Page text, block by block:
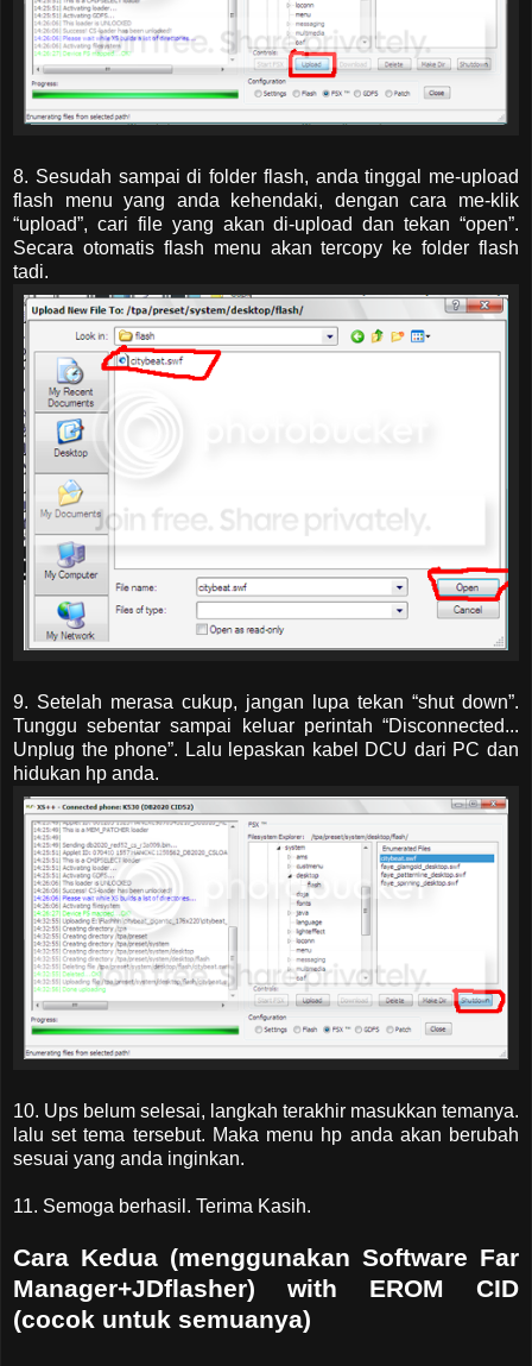
8. Sesudah sampai di folder flash, anda tinggal me-upload
flash menu yang anda kehendaki, dengan cara me-klik
“upload”, cari file yang akan di-upload dan tekan “open”.
Secara otomatis flash menu akan tercopy ke folder flash
tadi.
9. Setelah merasa cukup, jangan lupa tekan “shut down”.
Tunggu sebentar sampai keluar perintah “Disconnected...
Unplug the phone”. Lalu lepaskan kabel DCU dari PC dan
hidukan hp anda.
10. Ups belum selesai, langkah terakhir masukkan temanya.
lalu set tema tersebut. Maka menu hp anda akan berubah
sesuai yang anda inginkan.
11. Semoga berhasil. Terima Kasih.
Cara Kedua (menggunakan Software Far
Manager+JDflasher) with EROM CID
(cocok untuk semuanya)